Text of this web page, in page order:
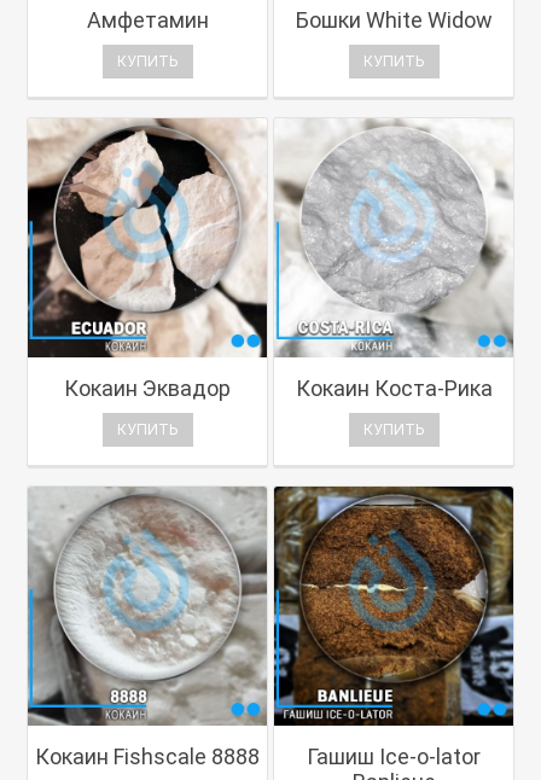
Амфетамин
КУПИТЬ
Бошки White Widow
КУПИТЬ
Кокаин Эквадор
КУПИТЬ
Кокаин Коста-Рика
КУПИТЬ
Кокаин Fishscale 8888
Гашиш Ice-o-lator